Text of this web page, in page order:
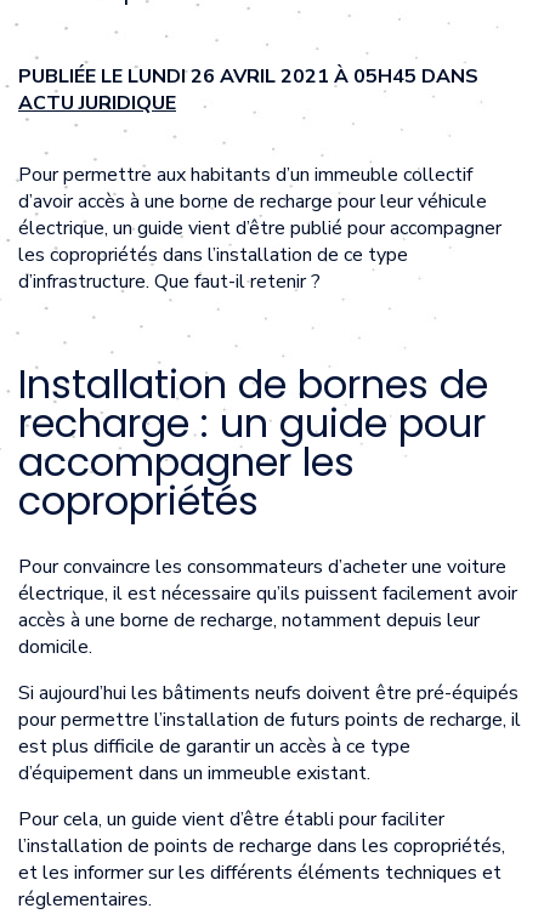
PUBLIÉE LE LUNDI 26 AVRIL 2021 À 05H45 DANS
ACTU JURIDIQUE
Pour permettre aux habitants d’un immeuble collectif
d’avoir accès à une borne de recharge pour leur véhicule
électrique, un guide vient d’être publié pour accompagner
les copropriétés dans l’installation de ce type
d’infrastructure. Que faut-il retenir ?
Installation de bornes de
recharge : un guide pour
accompagner les
copropriétés
Pour convaincre les consommateurs d’acheter une voiture
électrique, il est nécessaire qu’ils puissent facilement avoir
accès à une borne de recharge, notamment depuis leur
domicile.
Si aujourd’hui les bâtiments neufs doivent être pré-équipés
pour permettre l’installation de futurs points de recharge, il
est plus difficile de garantir un accès à ce type
d’équipement dans un immeuble existant.
Pour cela, un guide vient d’être établi pour faciliter
l’installation de points de recharge dans les copropriétés,
et les informer sur les différents éléments techniques et
réglementaires.